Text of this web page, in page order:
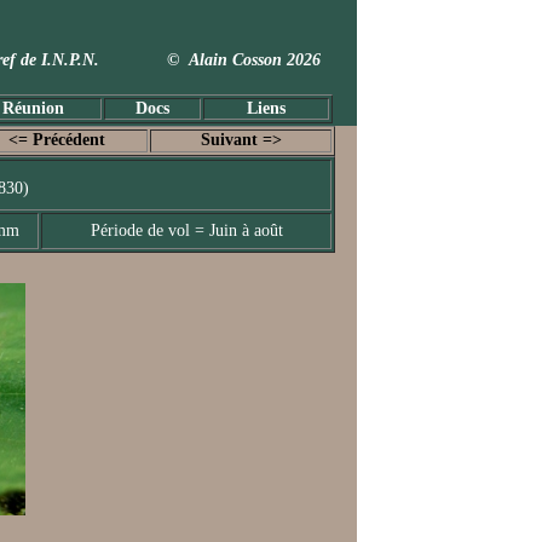
de I.N.P.N. © Alain Cosson 2026
Docs Liens
<= Précédent Suivant =>
Période de vol = Juin à août